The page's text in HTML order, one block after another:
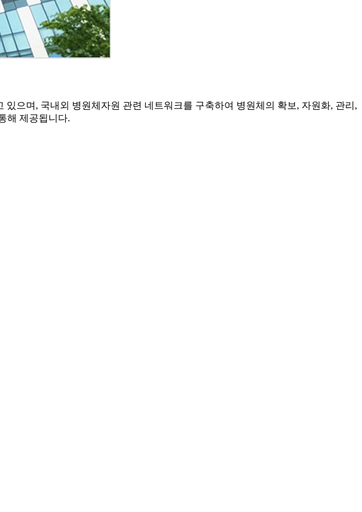
으며, 국내외 병원체자원 관련 네트워크를 구축하여 병원체의 확보, 자원화, 관리,
해 제공됩니다.